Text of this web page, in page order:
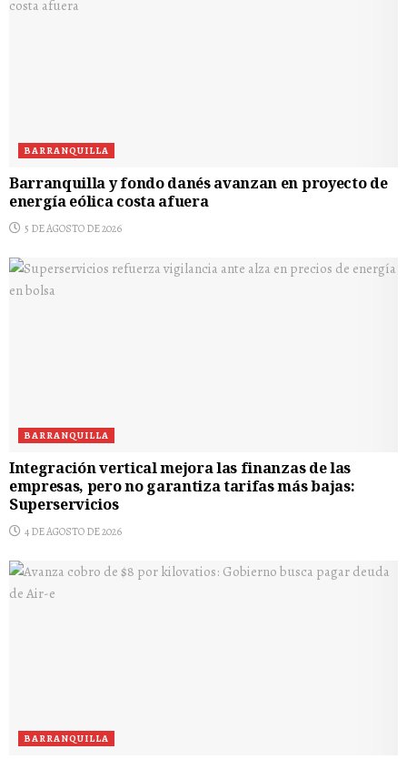
BARRANQUILLA
Barranquilla y fondo danés avanzan en proyecto de
energía eólica costa afuera
5 DE AGOSTO DE 2026
BARRANQUILLA
Integración vertical mejora las finanzas de las
empresas, pero no garantiza tarifas más bajas:
Superservicios
4 DE AGOSTO DE 2026
BARRANQUILLA